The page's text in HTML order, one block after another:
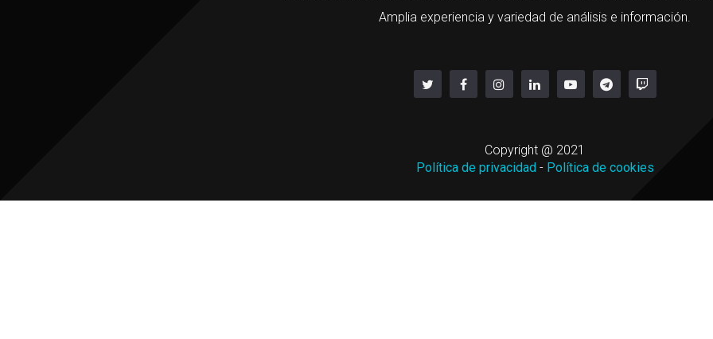
Amplia experiencia y variedad de análisis e información.
Copyright @ 2021
Política de privacidad- Política de cookies